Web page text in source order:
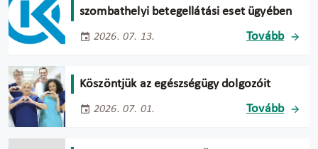
szombathelyi betegellátási eset ügyében
2026. 07. 13. Tovább
Köszöntjük az egészségügy dolgozóit
2026. 07. 01. Tovább